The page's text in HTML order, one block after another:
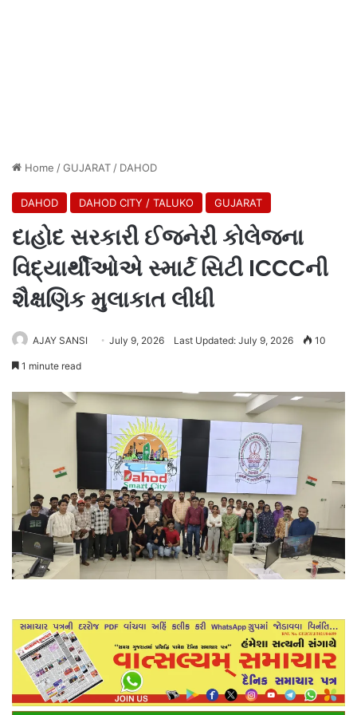
Home /GUJARAT / DAHOD
DAHOD DAHOD CITY / TALUKO GUJARAT
દાહોદ સરકારી ઈજનેરી કોલેજના
વિદ્યાર્થીઓએ સ્માર્ટ સિટી ICCCની
શૈક્ષણિક મુલાકાત લીધી
AJAY SANSI July 9, 2026 Last Updated: July 9, 2026 10
1 minute read